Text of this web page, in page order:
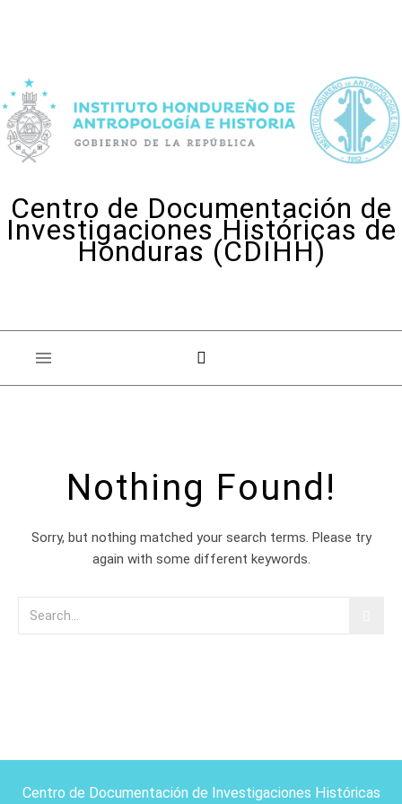
Centro de Documentación de
Investigaciones Históricas de
Honduras (CDIHH)
Nothing Found!
Sorry, but nothing matched your search terms. Please try
again with some different keywords.
Centro de Documentación de Investigaciones Históricas